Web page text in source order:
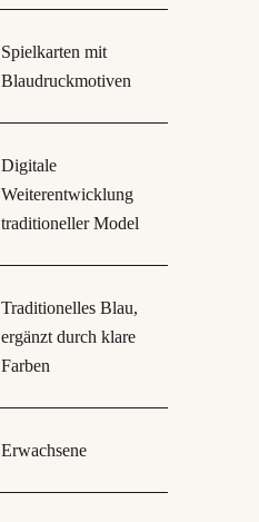
Spielkarten mit
Blaudruckmotiven
Digitale
Weiterentwicklung
traditioneller Model
Traditionelles Blau,
ergänzt durch klare
Farben
Erwachsene